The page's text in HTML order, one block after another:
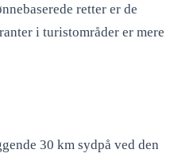
retter er de
i turistområder er mere
30 km sydpå ved den